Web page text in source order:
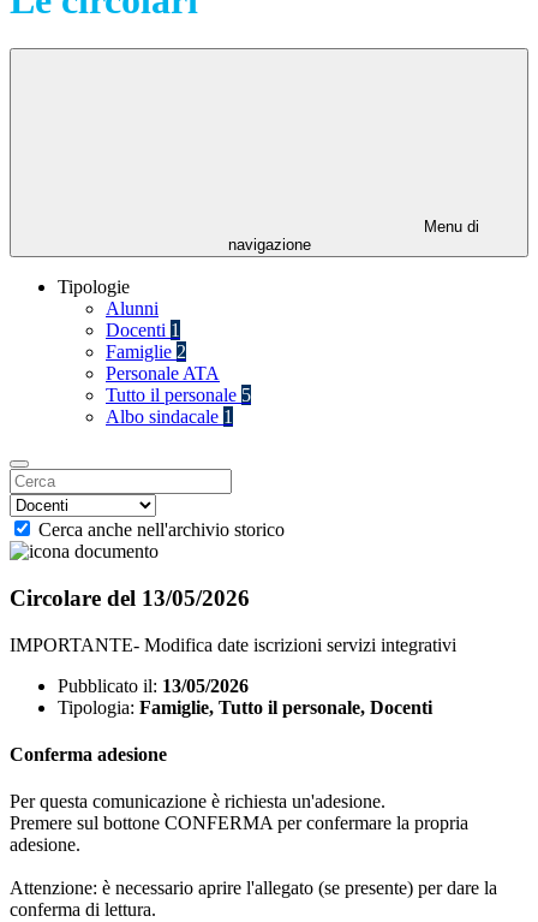
Menu di
navigazione
Tipologie
Alunni
Docenti 1
Famiglie 2
Personale ATA
Tutto il personale 5
Albo sindacale 1
Cerca anche nell'archivio storico
Circolare del 13/05/2026
IMPORTANTE- Modifica date iscrizioni servizi integrativi
Pubblicato il: 13/05/2026
Tipologia: Famiglie, Tutto il personale, Docenti
Conferma adesione
Per questa comunicazione è richiesta un'adesione.
Premere sul bottone CONFERMA per confermare la propria
adesione.
Attenzione: è necessario aprire l'allegato (se presente) per dare la
conferma di lettura.